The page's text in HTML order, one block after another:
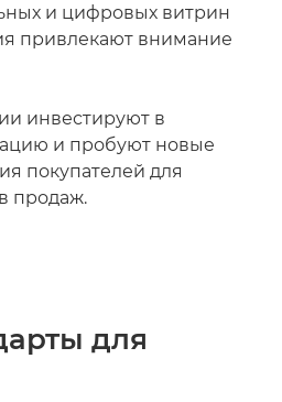
и цифровых витрин
привлекают внимание
инвестируют в
и пробуют новые
покупателей для
продаж.
для